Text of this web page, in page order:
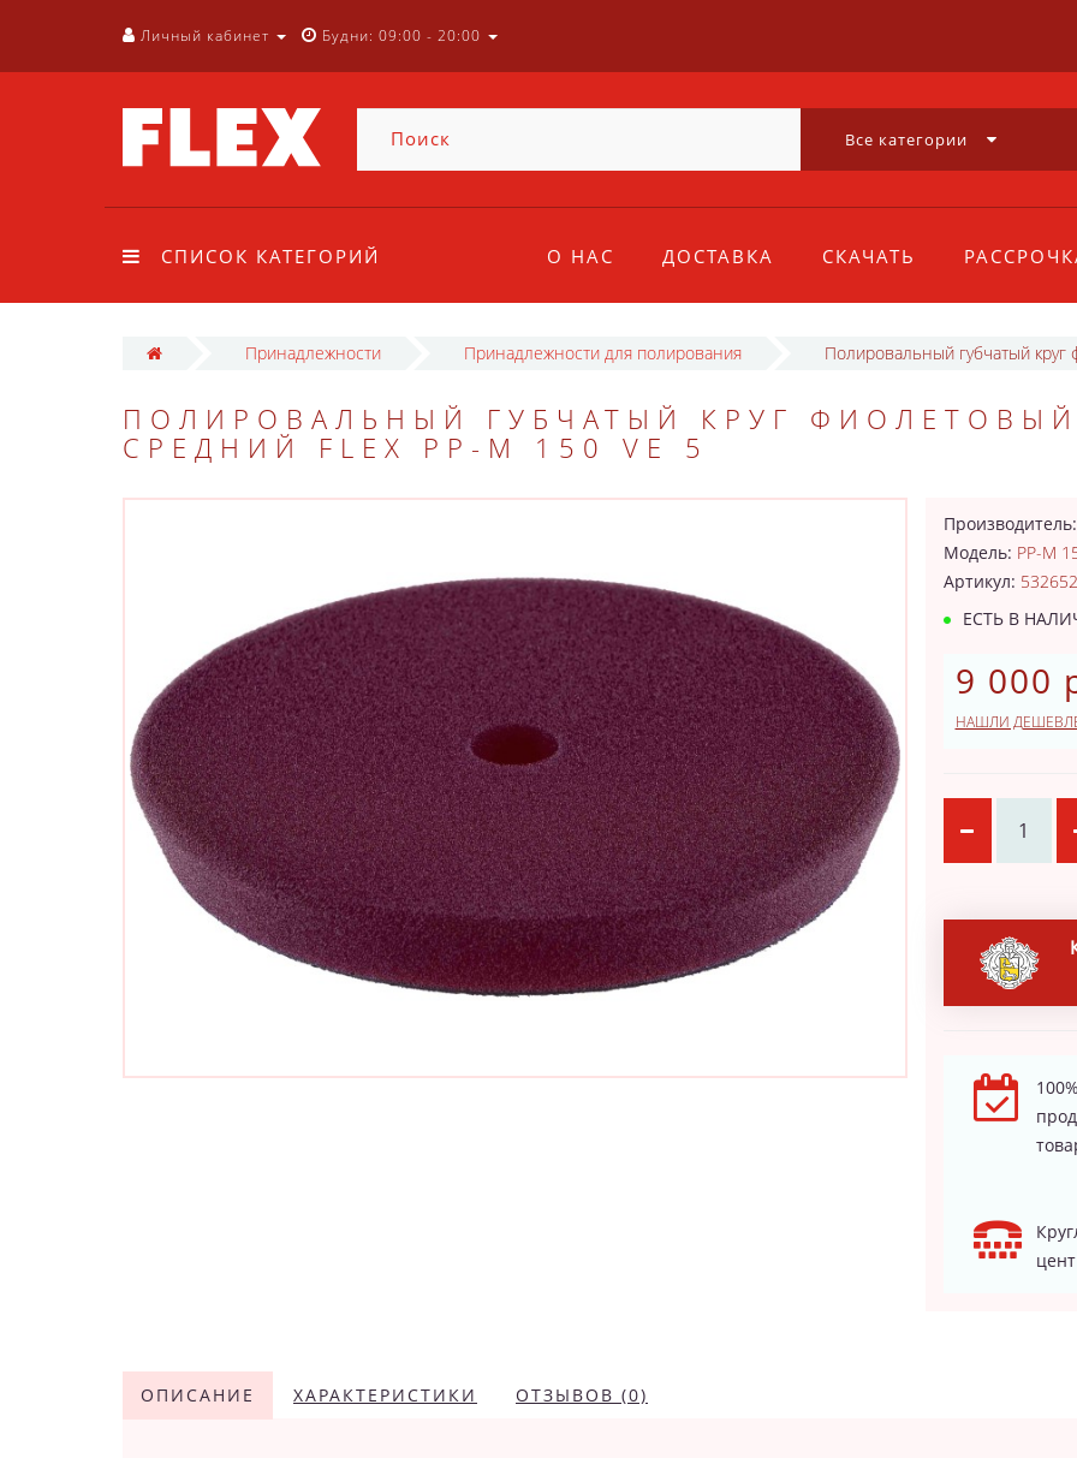
Личный кабинет Будни: 09:00 - 20:00
Все категории
СПИСОК КАТЕГОРИЙ О НАС ДОСТАВКА СКАЧАТЬ
Принадлежности Принадлежности для полирования Полировальный губчатый
ПОЛИРОВАЛЬНЫЙ ГУБЧАТЫЙ КРУГ
СРЕДНИЙ FLEX PP-M 150 VE 5
Модель: PP-M
Артикул: 532652
ЕСТЬ В
9 000
НАШЛИ
ОПИСАНИЕ ХАРАКТЕРИСТИКИ ОТЗЫВОВ (0)